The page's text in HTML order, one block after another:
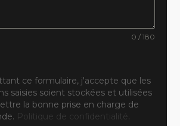
0 / 180
ce formulaire, j'accepte que les
saisies soient stockées et utilisées
la bonne prise en charge de
Politique de confidentialité.